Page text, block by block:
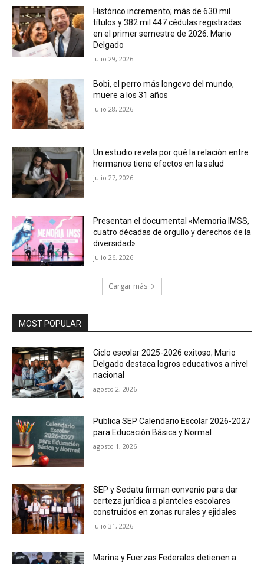
Histórico incremento; más de 630 mil
títulos y 382 mil 447 cédulas registradas
en el primer semestre de 2026: Mario
Delgado
julio 29, 2026
Bobi, el perro más longevo del mundo,
muere a los 31 años
julio 28, 2026
Un estudio revela por qué la relación entre
hermanos tiene efectos en la salud
julio 27, 2026
Presentan el documental «Memoria IMSS,
cuatro décadas de orgullo y derechos de la
diversidad»
julio 26, 2026
Cargar más
MOST POPULAR
Ciclo escolar 2025-2026 exitoso; Mario
Delgado destaca logros educativos a nivel
nacional
agosto 2, 2026
Publica SEP Calendario Escolar 2026-2027
para Educación Básica y Normal
agosto 1, 2026
SEP y Sedatu firman convenio para dar
certeza jurídica a planteles escolares
construidos en zonas rurales y ejidales
julio 31, 2026
Marina y Fuerzas Federales detienen a